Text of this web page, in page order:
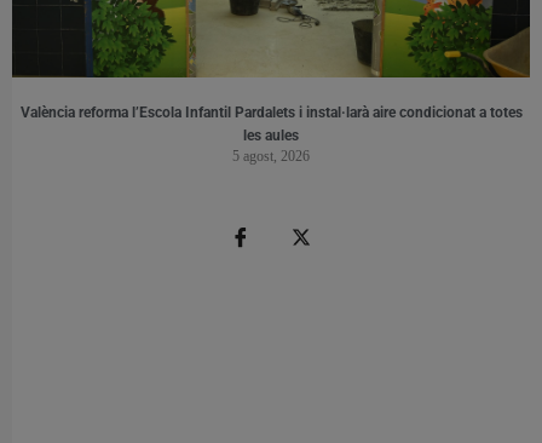
València reforma l’Escola Infantil Pardalets i instal·larà aire condicionat a totes
les aules
5 agost, 2026